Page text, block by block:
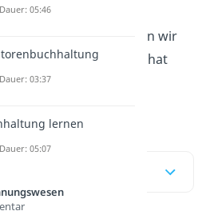
In unserem
erklären wir
es mit ihnen auf sich hat
du sie richtig buchen
05:46
03:37
lernen
05:07